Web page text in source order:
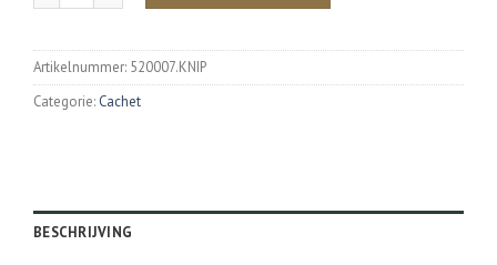
Artikelnummer: 520007.KNIP
Categorie: Cachet
BESCHRIJVING